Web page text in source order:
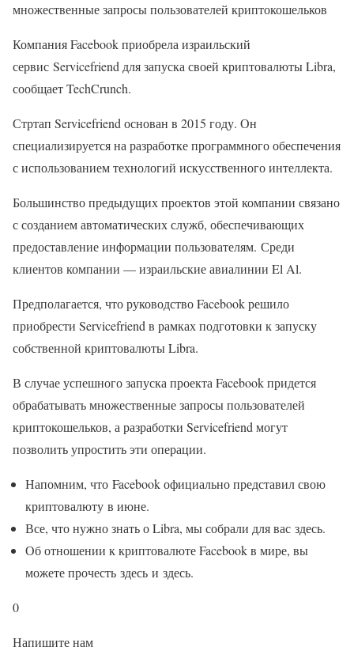
множественные запросы пользователей криптокошельков
Компания Facebook приобрела израильский
сервис Servicefriend для запуска своей криптовалюты Libra,
сообщает TechCrunch.
Стртап Servicefriend основан в 2015 году. Он
специализируется на разработке программного обеспечения
с использованием технологий искусственного интеллекта.
Большинство предыдущих проектов этой компании связано
с созданием автоматических служб, обеспечивающих
предоставление информации пользователям. Среди
клиентов компании — израильские авиалинии El Al.
Предполагается, что руководство Facebook решило
приобрести Servicefriend в рамках подготовки к запуску
собственной криптовалюты Libra.
В случае успешного запуска проекта Facebook придется
обрабатывать множественные запросы пользователей
криптокошельков, а разработки Servicefriend могут
позволить упростить эти операции.
Напомним, что Facebook официально представил свою
криптовалюту в июне.
Все, что нужно знать о Libra, мы собрали для вас здесь.
Об отношении к криптовалюте Facebook в мире, вы
можете прочесть здесь и здесь.
0
Напишите нам